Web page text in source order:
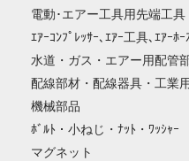
電動･エアー工具用先端工具
ｴｱｰｺﾝﾌﾟﾚｯｻｰ､ｴｱｰ工具､ｴｱｰﾎ
水道・ガス・エアー用配管
配線部材・配線器具・工業
機械部品
ﾎﾞﾙﾄ・小ねじ・ﾅｯﾄ・ﾜｯｼｬｰ
マグネット